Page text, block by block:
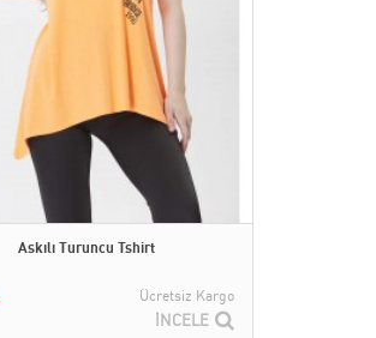
Askılı Turuncu Tshirt
Ücretsiz Kargo
İNCELE